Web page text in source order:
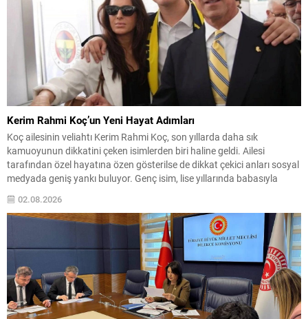
Kerim Rahmi Koç’un Yeni Hayat Adımları
Koç ailesinin veliahtı Kerim Rahmi Koç, son yıllarda daha sık
kamuoyunun dikkatini çeken isimlerden biri haline geldi. Ailesi
tarafından özel hayatına özen gösterilse de dikkat çekici anları sosyal
medyada geniş yankı buluyor. Genç isim, lise yıllarında babasıyla
mezuniyet fotoğraflarıyla da gündeme...
02.08.2026